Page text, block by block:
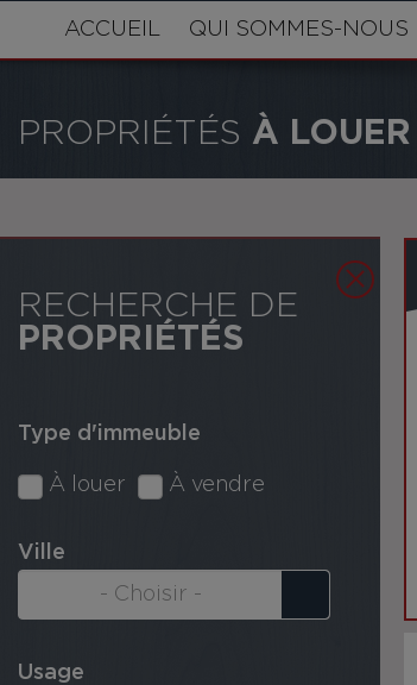
ACCUEIL QUI SOMMES-NOUS
PROPRIÉTÉS À LOUER
RECHERCHE DE
PROPRIÉTÉS
Type d'immeuble
À louer À vendre
Ville
Usage